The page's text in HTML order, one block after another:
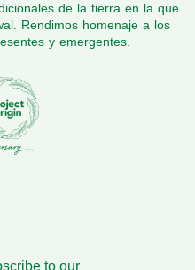
de la tierra en la que
Rendimos homenaje a los
y emergentes.